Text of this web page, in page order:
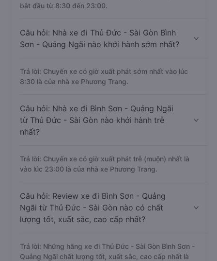
bắt đầu từ 8:30 đến 23:00.
Câu hỏi: Nhà xe đi Thủ Đức - Sài Gòn Bình
Sơn - Quảng Ngãi nào khởi hành sớm nhất?
Trả lời: Chuyến xe có giờ xuất phát sớm nhất vào lúc
8:30 là của nhà xe Phương Trang.
Câu hỏi: Nhà xe đi Bình Sơn - Quảng Ngãi
từ Thủ Đức - Sài Gòn nào khởi hành trễ
nhất?
Trả lời: Chuyến xe có giờ xuất phát trễ (muộn) nhất là
vào lúc 23:00 là của nhà xe Phương Trang.
Câu hỏi: Review xe đi Bình Sơn - Quảng
Ngãi từ Thủ Đức - Sài Gòn nào có chất
lượng tốt, xuất sắc, cao cấp nhất?
Trả lời: Những hãng xe đi Thủ Đức - Sài Gòn Bình Sơn -
Quảng Ngãi chất lượng tốt, xuất sắc, cao cấp nhất là